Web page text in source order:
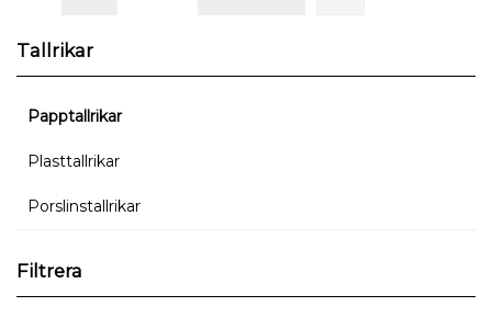
Tallrikar
Papptallrikar
Plasttallrikar
Porslinstallrikar
Filtrera